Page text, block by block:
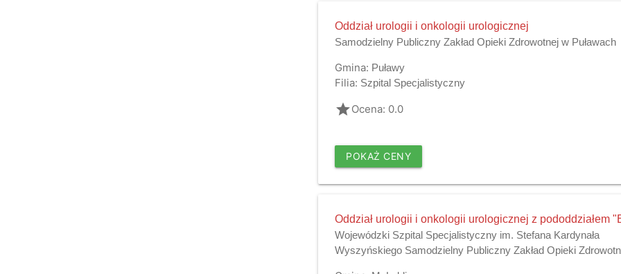
Oddział urologii i onkologii urologicznej
Samodzielny Publiczny Zakład Opieki Zdrowotnej w Puławach
Gmina: Puławy
Filia: Szpital Specjalistyczny
gradeOcena: 0.0
POKAŻ CENY
Oddział urologii i onkologii urologicznej z pododdziałem
Wojewódzki Szpital Specjalistyczny im. Stefana Kardynała
Wyszyńskiego Samodzielny Publiczny Zakład Opieki